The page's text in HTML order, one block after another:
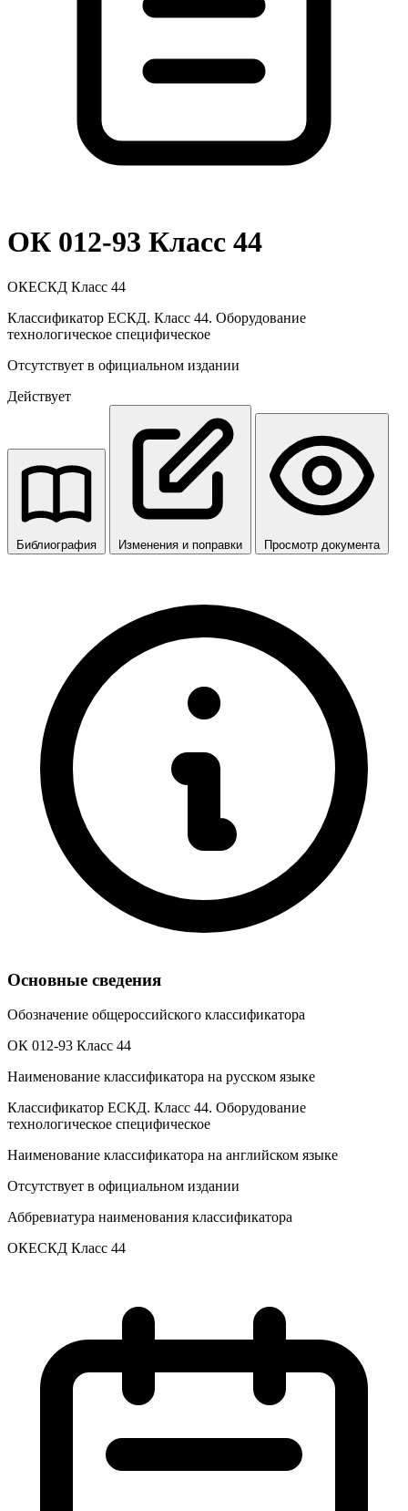
ОК 012-93 Класс 44
ОКЕСКД Класс 44
Классификатор ЕСКД. Класс 44. Оборудование
технологическое специфическое
Отсутствует в официальном издании
Действует
Библиография Изменения и поправки Просмотр документа
Основные сведения
Обозначение общероссийского классификатора
ОК 012-93 Класс 44
Наименование классификатора на русском языке
Классификатор ЕСКД. Класс 44. Оборудование
технологическое специфическое
Наименование классификатора на английском языке
Отсутствует в официальном издании
Аббревиатура наименования классификатора
ОКЕСКД Класс 44